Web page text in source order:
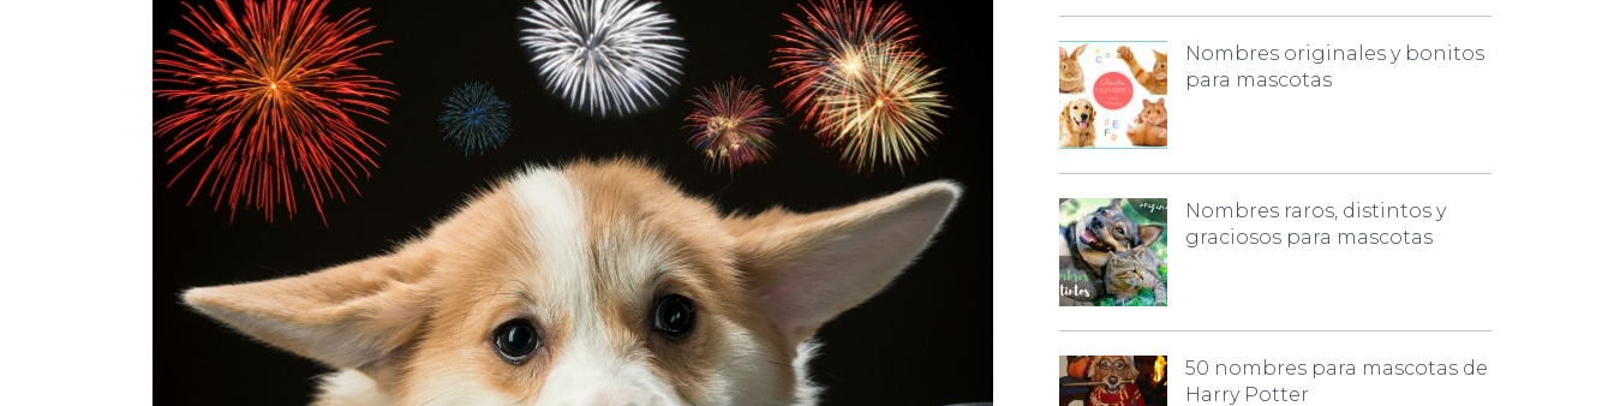
Nombres originales y bonitos
para mascotas
Nombres raros, distintos y
graciosos para mascotas
50 nombres para mascotas de
Harry Potter